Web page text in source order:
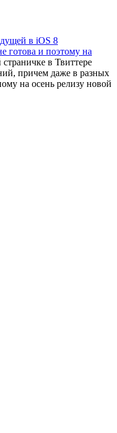
в iOS 8
готова и поэтому на
в Твиттере
причем даже в разных
на осень релизу новой